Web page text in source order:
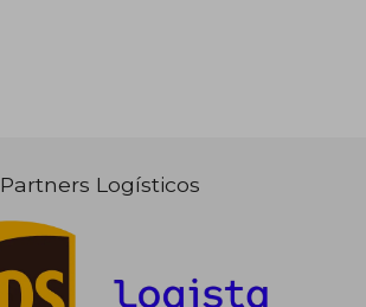
Partners Logísticos